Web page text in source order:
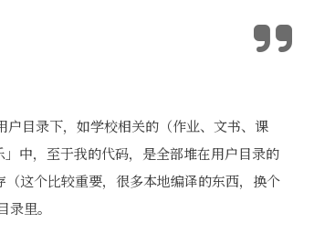
目录下，如学校相关的（作业、文书、课
中，至于我的代码，是全部堆在用户目录的
这个比较重要，很多本地编译的东西，换个
里。